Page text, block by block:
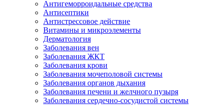
Антигеморроидальные средства
Антисептики
Антистрессовое действие
Витамины и микроэлементы
Дерматология
Заболевания вен
Заболевания ЖКТ
Заболевания крови
Заболевания мочеполовой системы
Заболевания органов дыхания
Заболевания печени и желчного пузыря
Заболевания сердечно-сосудистой системы